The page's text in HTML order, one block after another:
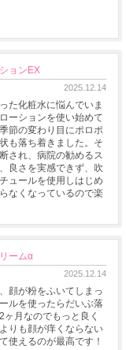
ョンEX
2025.12.14
た化粧水に悩んでいま
ーションを使い始めて
節の変わり目にポロポ
も落ち着きました。そ
され、病院の勧めるス
良さを実感できず、吹
ュールを使用しはじめ
なくなっているので楽
ームα
2025.12.14
顔が粉をふいてしまっ
ルを使ったらだいぶ落
月なのでもっと良く
りも顔が痒くならない
使えるのが最高です！